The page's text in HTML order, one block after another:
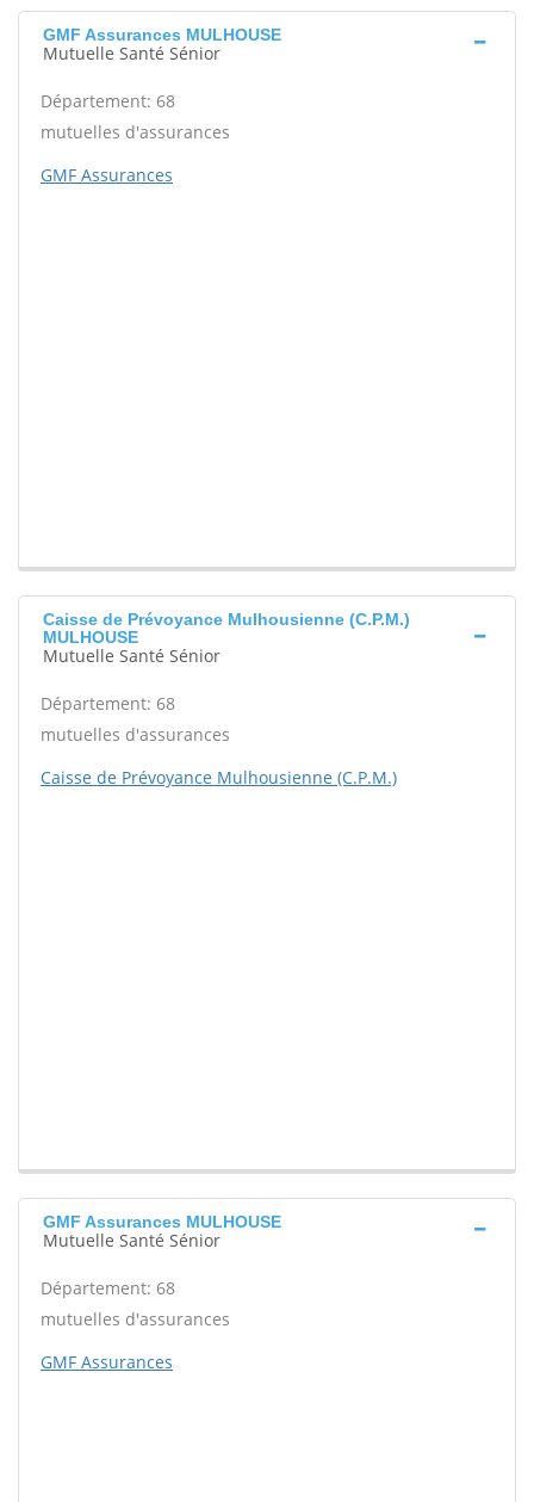
GMF Assurances MULHOUSE
Mutuelle Santé Sénior
Département: 68
mutuelles d'assurances
GMF Assurances
Caisse de Prévoyance Mulhousienne (C.P.M.)
MULHOUSE
Mutuelle Santé Sénior
Département: 68
mutuelles d'assurances
Caisse de Prévoyance Mulhousienne (C.P.M.)
GMF Assurances MULHOUSE
Mutuelle Santé Sénior
Département: 68
mutuelles d'assurances
GMF Assurances